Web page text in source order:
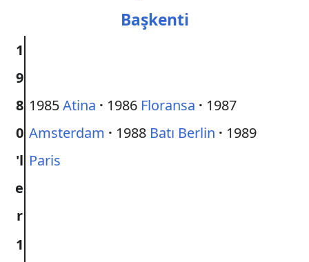
Başkenti
1
9
8
0
'l
e
r
1985Atina · 1986 Floransa · 1987
Amsterdam · 1988 Batı Berlin · 1989
Paris
1